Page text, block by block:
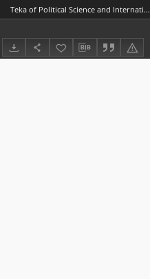
Teka of Political Science and International Relations Nr 15 (2020), 2. Spis treści